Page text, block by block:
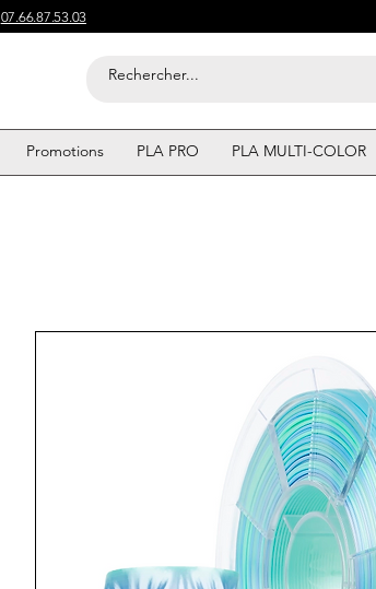
07.66.87.53.03
Promotions PLA PRO PLA MULTI-COLOR